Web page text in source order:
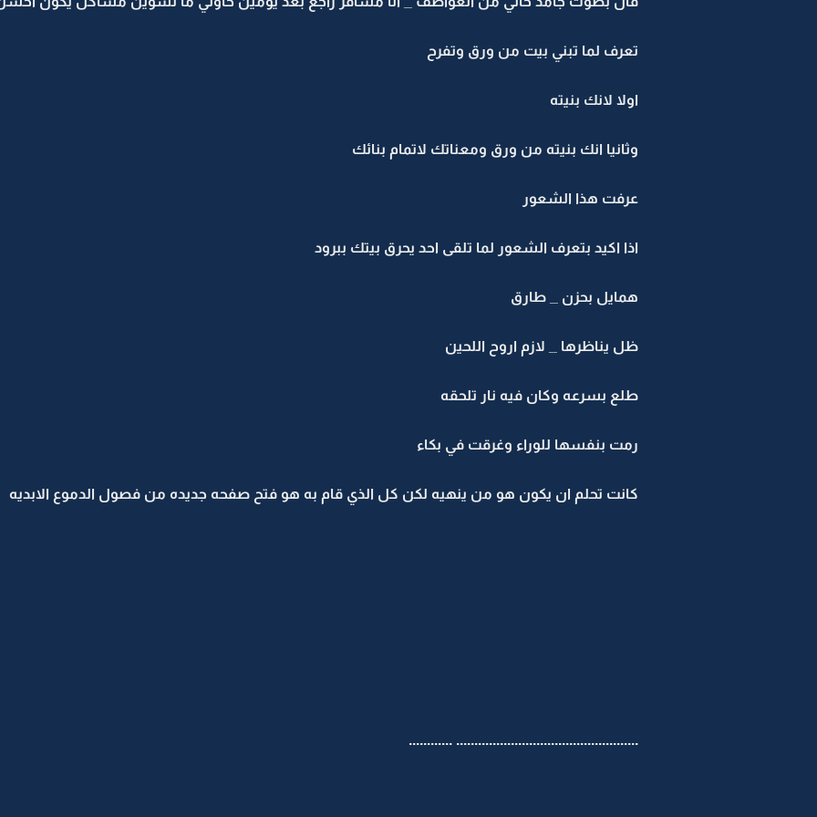
تعرف لما تبني بيت من ورق وتفرح
اولا لانك بنيته
وثانيا انك بنيته من ورق ومعناتك لاتمام بنائك
عرفت هذا الشعور
اذا اكيد بتعرف الشعور لما تلقى احد يحرق بيتك ببرود
همايل بحزن _ طارق
ظل يناظرها _ لازم اروح اللحين
طلع بسرعه وكان فيه نار تلحقه
رمت بنفسها للوراء وغرقت في بكاء
كانت تحلم ان يكون هو من ينهيه لكن كل الذي قام به هو فتح صفحه جديده من فصول الدموع الابديه
.................................................. ............